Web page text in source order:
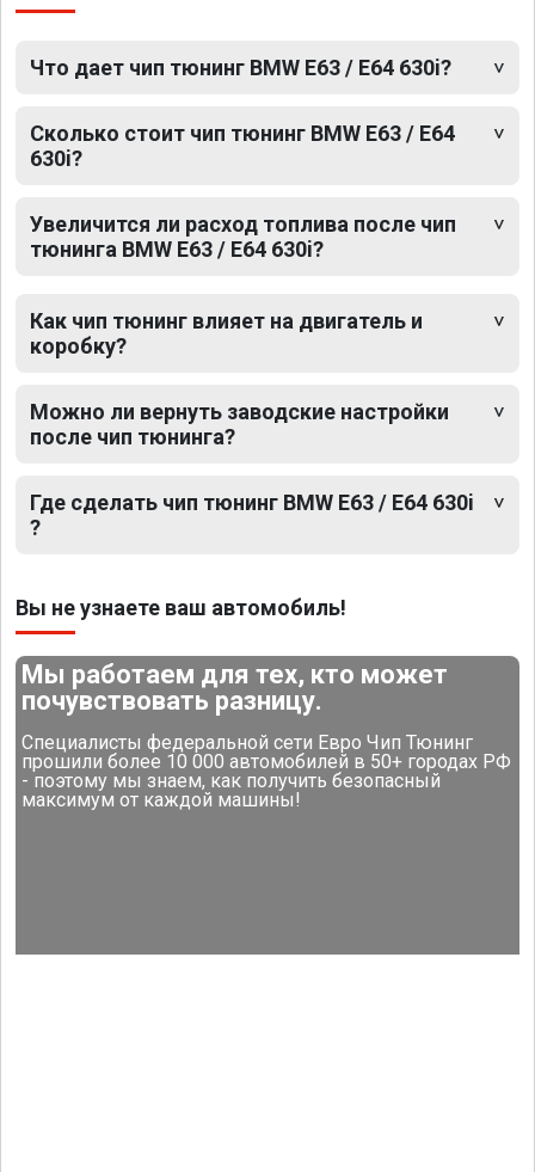
Что дает чип тюнинг BMW E63 / E64 630i?
Сколько стоит чип тюнинг BMW E63 / E64
630i?
Увеличится ли расход топлива после чип
тюнинга BMW E63 / E64 630i?
Как чип тюнинг влияет на двигатель и
коробку?
Можно ли вернуть заводские настройки
после чип тюнинга?
Где сделать чип тюнинг BMW E63 / E64 630i
?
Вы не узнаете ваш автомобиль!
Мы работаем для тех, кто может
почувствовать разницу.
Специалисты федеральной сети Евро Чип Тюнинг
прошили более 10 000 автомобилей в 50+ городах РФ
- поэтому мы знаем, как получить безопасный
максимум от каждой машины!